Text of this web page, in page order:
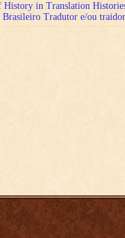
History in Translation
Brasileiro Tradutor e/ou